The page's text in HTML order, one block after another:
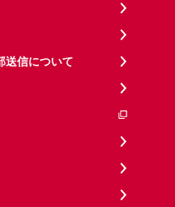
送信について